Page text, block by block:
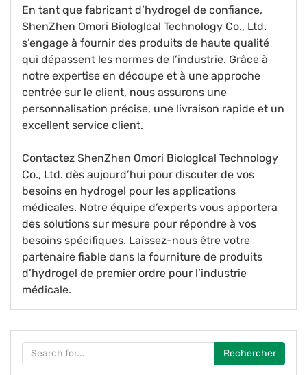
En tant que fabricant d’hydrogel de confiance,
ShenZhen Omori Biologlcal Technology Co., Ltd.
s’engage à fournir des produits de haute qualité
qui dépassent les normes de l’industrie. Grâce à
notre expertise en découpe et à une approche
centrée sur le client, nous assurons une
personnalisation précise, une livraison rapide et un
excellent service client.
Contactez ShenZhen Omori Biologlcal Technology
Co., Ltd. dès aujourd’hui pour discuter de vos
besoins en hydrogel pour les applications
médicales. Notre équipe d’experts vous apportera
des solutions sur mesure pour répondre à vos
besoins spécifiques. Laissez-nous être votre
partenaire fiable dans la fourniture de produits
d’hydrogel de premier ordre pour l’industrie
médicale.
Rechercher